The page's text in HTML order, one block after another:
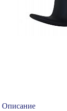
Описание